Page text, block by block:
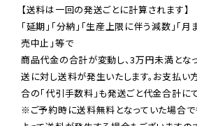
【送料は一回の発送ごとに計算されます】
「延期」「分納」「生産上限に伴う減数」「
売中止」等で
商品代金の合計が変動し、3万円未満とな
送に対し送料が発生いたします。お支払い
※ご予約時に送料無料となっていた場合